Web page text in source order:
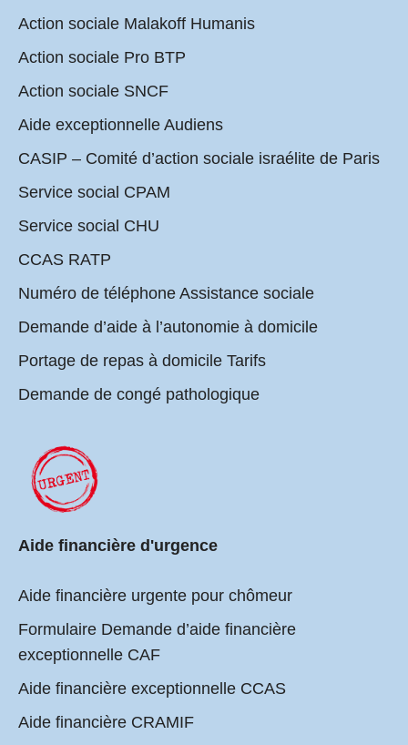
Action sociale Malakoff Humanis
Action sociale Pro BTP
Action sociale SNCF
Aide exceptionnelle Audiens
CASIP – Comité d’action sociale israélite de Paris
Service social CPAM
Service social CHU
CCAS RATP
Numéro de téléphone Assistance sociale
Demande d’aide à l’autonomie à domicile
Portage de repas à domicile Tarifs
Demande de congé pathologique
Aide financière d'urgence
Aide financière urgente pour chômeur
Formulaire Demande d’aide financière
exceptionnelle CAF
Aide financière exceptionnelle CCAS
Aide financière CRAMIF